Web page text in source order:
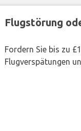
Flugstörung
Fordern Sie bis zu
Flugverspätungen